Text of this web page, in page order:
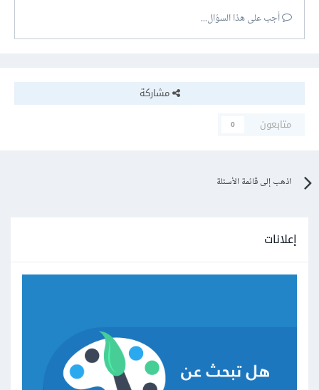
أجب على هذا السؤال...
مشاركة
متابعون
0
اذهب إلى قائمة الأسئلة
إعلانات